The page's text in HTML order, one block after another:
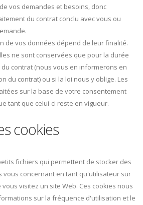
vos demandes et besoins, donc
du contrat conclu avec vous ou
de vos données dépend de leur finalité.
ne sont conservées que pour la durée
contrat (nous vous en informerons en
du contrat) ou si la loi nous y oblige. Les
sur la base de votre consentement
tant que celui-ci reste en vigueur.
cookies
fichiers qui permettent de stocker des
vous concernant en tant qu'utilisateur sur
visitez un site Web. Ces cookies nous
sur la fréquence d'utilisation et le